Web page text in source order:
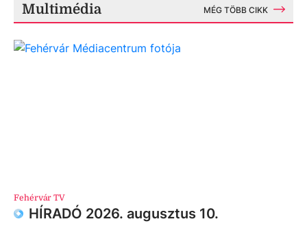
Multimédia MÉG TÖBB CIKK
Fehérvár TV
HÍRADÓ 2026. augusztus 10.